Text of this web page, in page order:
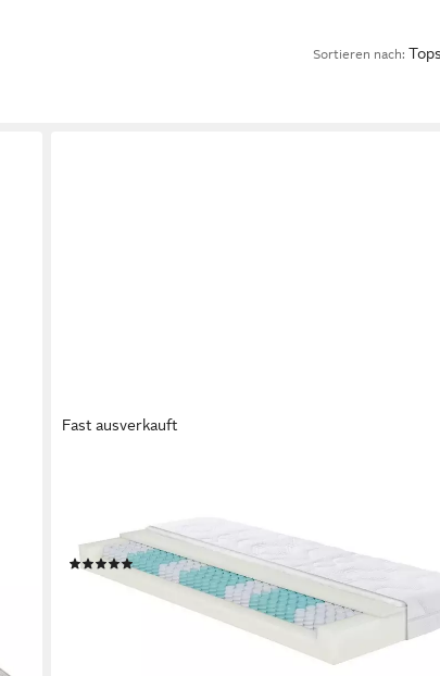
Sortieren nach:
Fast ausverkauft
elastische Körperunterstützung
(37)
ab 154,99 € UVP449,00 €